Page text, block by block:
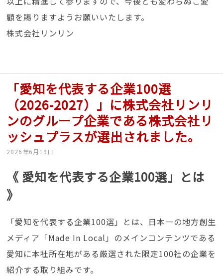
顧を賜りますようお願いいたします。
株式会社リンリン
「愛知を代表する企業100選
（2026-2027）」に株式会社リンリ
ンのグループ企業である株式会社リ
ッシュプラスが選出されました。
2026年6月19日
《 愛知を代表する企業100選」とは
》
「愛知を代表する企業100選」とは、日本一の地方創生
メディア「Made In Local」のメインコンテンツである
愛知に本社所在地がある厳選された限定100社の企業を
紹介する取り組みです。